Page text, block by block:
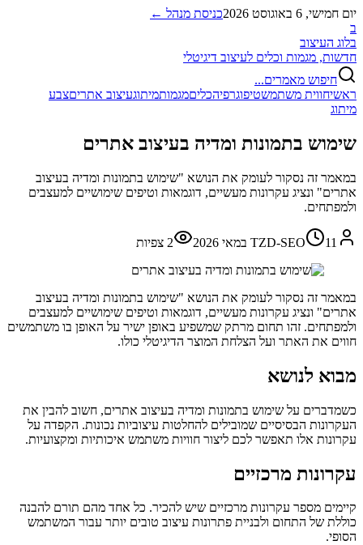
יום חמישי, 6 באוגוסט 2026
כניסת מנהל ←
ב
בלוג העיצוב
חדשות, מגמות וכלים לעיצוב דיגיטלי
חיפוש מאמרים...
ראשיחווית משתמשטיפוגרפיהכליםמגמותמיתוגעיצוב אתריםצבע
מיתוג
שימוש בתמונות ומדיה בעיצוב אתרים
במאמר זה נסקור לעומק את הנושא "שימוש בתמונות ומדיה בעיצוב
אתרים" ונציג עקרונות מעשיים, דוגמאות וטיפים שימושיים למעצבים
ולמפתחים.
TZD-SEO 11 במאי 2026 2 צפיות
במאמר זה נסקור לעומק את הנושא "שימוש בתמונות ומדיה בעיצוב
אתרים" ונציג עקרונות מעשיים, דוגמאות וטיפים שימושיים למעצבים
ולמפתחים. זהו תחום מרתק שמשפיע באופן ישיר על האופן בו משתמשים
חווים את האתר ועל הצלחת המוצר הדיגיטלי כולו.
מבוא לנושא
כשמדברים על שימוש בתמונות ומדיה בעיצוב אתרים, חשוב להבין את
העקרונות הבסיסיים שמובילים להחלטות עיצוביות נכונות. הקפדה על
עקרונות אלו תאפשר לכם ליצור חוויות משתמש איכותיות ומקצועיות.
עקרונות מרכזיים
קיימים מספר עקרונות מרכזיים שיש להכיר. כל אחד מהם תורם להבנה
כוללת של התחום ולבניית פתרונות עיצוב טובים יותר עבור המשתמש
הסופי.